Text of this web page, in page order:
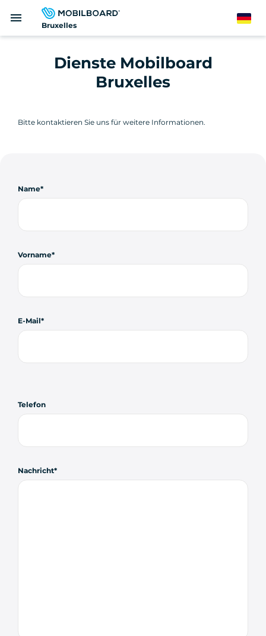
zum
Bruxelles
menu German
Dienste Mobilboard
Bruxelles
Bitte kontaktieren Sie uns für weitere Informationen.
Name
Vorname
E-Mail
Telefon
Nachricht